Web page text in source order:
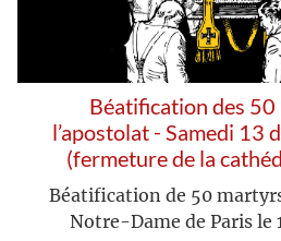
Béatification des
l’apostolat - Samedi 13
(fermeture de la
Dame de
Béatification de 50
Notre-Dame de Paris le